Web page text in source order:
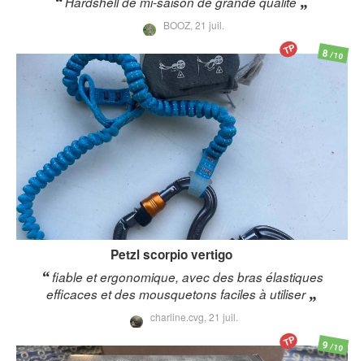
BOOZ, 21 juil.
Petzlscorpio vertigo
fiable et ergonomique, avec des bras élastiques
efficaces et des mousquetons faciles à utiliser
charline.cvg, 21 juil.
8/10
TP
9/10
TP